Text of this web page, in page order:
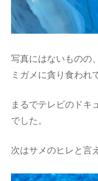
写真にはないものの
ミガメに貪り食われ
まるでテレビのドキ
でした。
次はサメのヒレと言